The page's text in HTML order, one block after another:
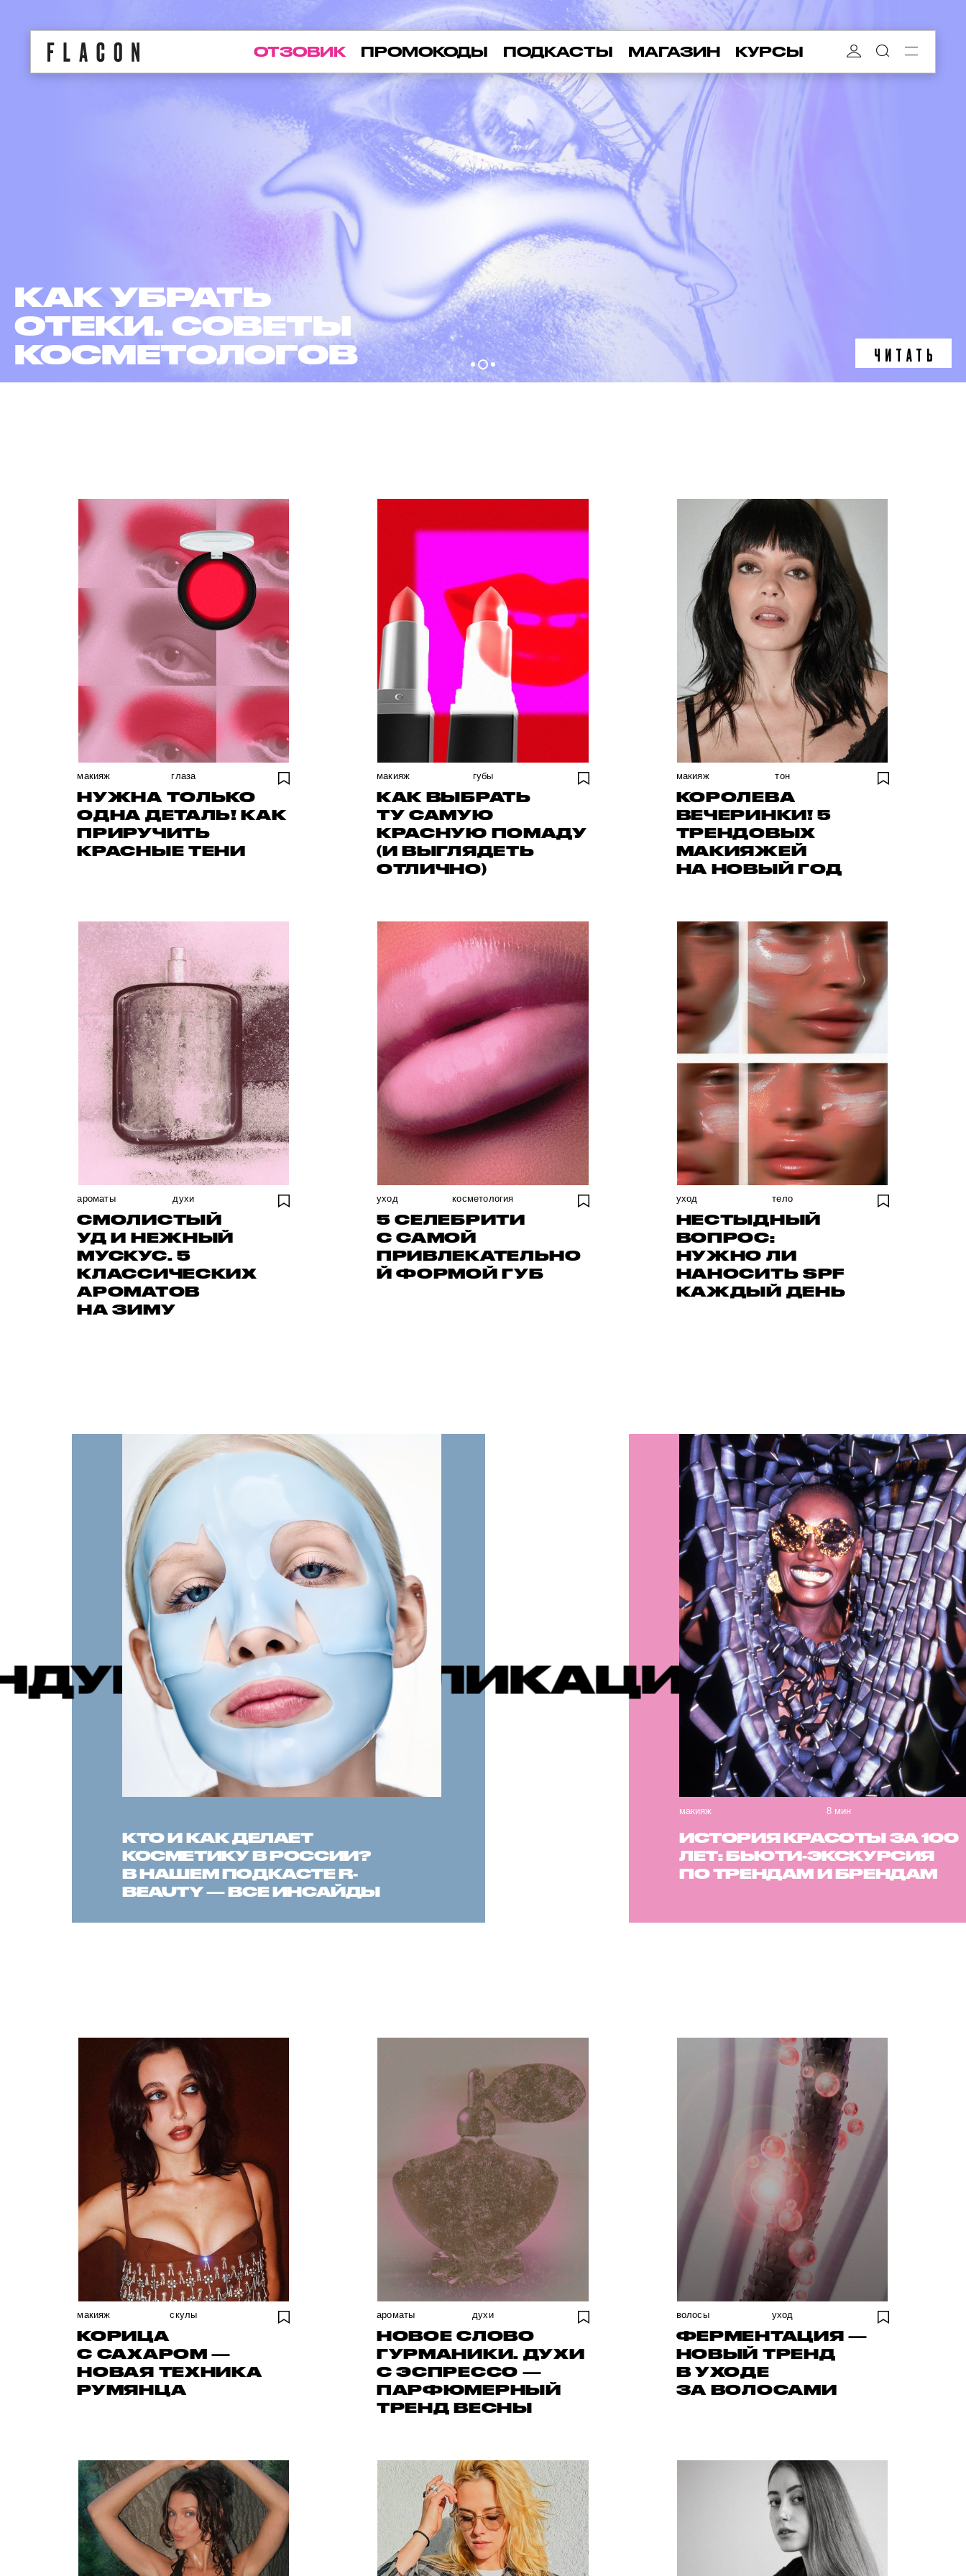
ЧИТАТЬ
ЛАЗЕРНАЯ
ЭПИЛЯЦИЯ
В 6 ФАКТАХ
ОТЗОВИК ПРОМОКОДЫ ПОДКАСТЫ МАГАЗИН КУРСЫ
макияж глаза
НУЖНА ТОЛЬКО
ОДНА ДЕТАЛЬ! КАК
ПРИРУЧИТЬ
КРАСНЫЕ ТЕНИ
макияж губы
КАК ВЫБРАТЬ
ТУ САМУЮ
КРАСНУЮ ПОМАДУ
(И ВЫГЛЯДЕТЬ
ОТЛИЧНО)
макияж тон
КОРОЛЕВА
ВЕЧЕРИНКИ! 5
ТРЕНДОВЫХ
МАКИЯЖЕЙ
НА НОВЫЙ ГОД
ароматы духи
СМОЛИСТЫЙ
УД И НЕЖНЫЙ
МУСКУС. 5
КЛАССИЧЕСКИХ
АРОМАТОВ
НА ЗИМУ
уход косметология
5 СЕЛЕБРИТИ
С САМОЙ
ПРИВЛЕКАТЕЛЬНО
Й ФОРМОЙ ГУБ
уход тело
НЕСТЫДНЫЙ
ВОПРОС:
НУЖНО ЛИ
НАНОСИТЬ SPF
КАЖДЫЙ ДЕНЬ
КТО И КАК ДЕЛАЕТ
КОСМЕТИКУ В РОССИИ?
В НАШЕМ ПОДКАСТЕ R-
BEAUTY — ВСЕ ИНСАЙДЫ
макияж 8 мин
ИСТОРИЯ КРАСОТЫ ЗА 100
ЛЕТ: БЬЮТИ-ЭКСКУРСИЯ
ПО ТРЕНДАМ И БРЕНДАМ
макияж скулы
КОРИЦА
С САХАРОМ —
НОВАЯ ТЕХНИКА
РУМЯНЦА
ароматы духи
НОВОЕ СЛОВО
ГУРМАНИКИ. ДУХИ
С ЭСПРЕССО —
ПАРФЮМЕРНЫЙ
ТРЕНД ВЕСНЫ
волосы уход
ФЕРМЕНТАЦИЯ —
НОВЫЙ ТРЕНД
В УХОДЕ
ЗА ВОЛОСАМИ